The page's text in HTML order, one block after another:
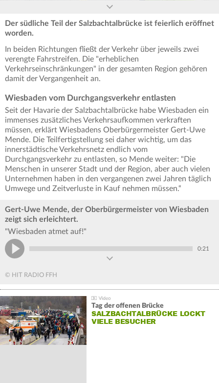
Der südliche Teil der Salzbachtalbrücke ist feierlich eröffnet
worden.
In beiden Richtungen fließt der Verkehr über jeweils zwei
verengte Fahrstreifen. Die "erheblichen
Verkehrseinschränkungen" in der gesamten Region gehören
damit der Vergangenheit an.
Wiesbaden vom Durchgangsverkehr entlasten
Seit der Havarie der Salzbachtalbrücke habe Wiesbaden ein
immenses zusätzliches Verkehrsaufkommen verkraften
müssen, erklärt Wiesbadens Oberbürgermeister Gert-Uwe
Mende. Die Teilfertigstellung sei daher wichtig, um das
innerstädtische Verkehrsnetz endlich vom
Durchgangsverkehr zu entlasten, so Mende weiter: "Die
Menschen in unserer Stadt und der Region, aber auch vielen
Unternehmen haben in den vergangenen zwei Jahren täglich
Umwege und Zeitverluste in Kauf nehmen müssen.“
Gert-Uwe Mende, der Oberbürgermeister von Wiesbaden
zeigt sich erleichtert.
"Wiesbaden atmet auf!"
0:21
© HIT RADIO FFH
Tag der offenen Brücke
SALZBACHTALBRÜCKE LOCKT
VIELE BESUCHER